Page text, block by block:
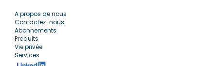
A propos de nous
Contactez-nous
Abonnements
Produits
Vie privée
Services